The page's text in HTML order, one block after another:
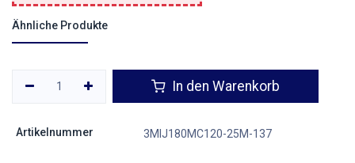
Ähnliche Produkte
In den Warenkorb
Artikelnummer 3MIJ180MC120-25M-137